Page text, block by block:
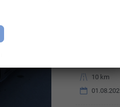
Kilometerstand
10 km